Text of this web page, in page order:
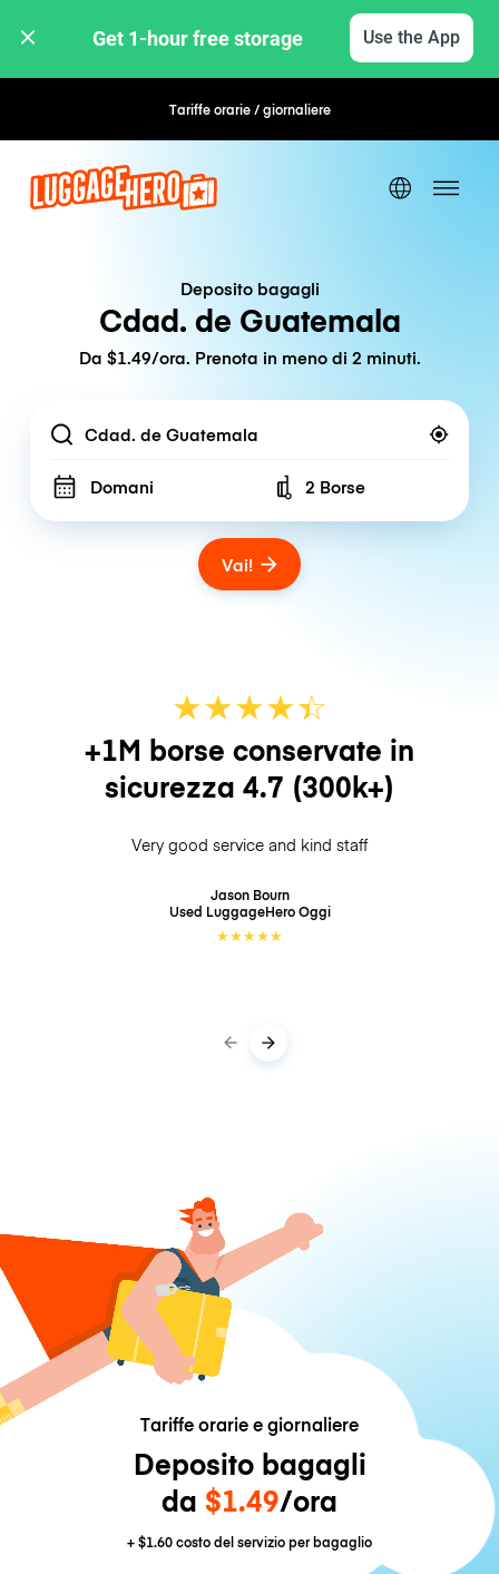
Get 1-hour free storage Use the App
Tariffe orarie / giornalierePrenotazione flessibile
Deposito bagagli
Cdad. de Guatemala
Da $1.49/ora. Prenota in meno di 2 minuti.
Location
Domani Number of bags
2 Borse
Vai!
★★★★☆
★
+1M borse conservate in
sicurezza 4.7 (300k+)
Very good service and kind staff
Jason Bourn
Used LuggageHeroOggi
★★★★★
Tariffe orarie e giornaliere
Deposito bagagli
da $1.49/ora
+$1.60costo del servizio per bagaglio